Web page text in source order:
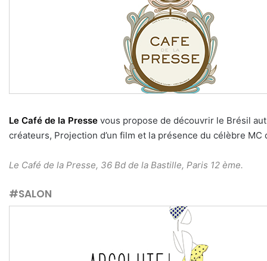
Le Café de la Presse vous propose de découvrir le Brésil
créateurs, Projection d’un film et la présence du célèbre MC
Le Café de la Presse, 36 Bd de la Bastille, Paris 12 ème.
#SALON